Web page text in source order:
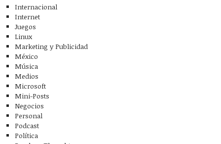
Internacional
Internet
Juegos
Linux
Marketing y Publicidad
México
Música
Medios
Microsoft
Mini-Posts
Negocios
Personal
Podcast
Política